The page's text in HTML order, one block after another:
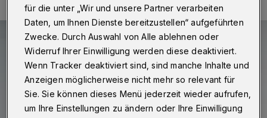
für die unter „Wir und unsere Partner verarbeiten
Daten, um Ihnen Dienste bereitzustellen“ aufgeführten
Zwecke. Durch Auswahl von Alle ablehnen oder
Widerruf Ihrer Einwilligung werden diese deaktiviert.
Wenn Tracker deaktiviert sind, sind manche Inhalte und
Anzeigen möglicherweise nicht mehr so relevant für
Sie. Sie können dieses Menü jederzeit wieder aufrufen,
um Ihre Einstellungen zu ändern oder Ihre Einwilligung